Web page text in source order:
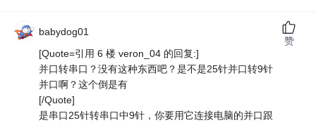
babydog01
[Quote=引用 6 楼 veron_04 的回复:]
并口转串口？没有这种东西吧？是不是25针并口转9针
并口啊？这个倒是有
[/Quote]
是串口25针转串口中9针，你要用它连接电脑的并口跟
赞